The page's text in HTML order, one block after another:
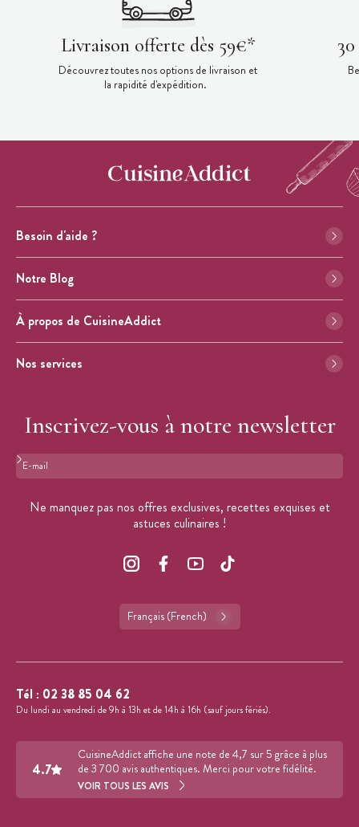
Livraison offerte dès 59€*
Découvrez toutes nos options de livraison et
la rapidité d'expédition.
Besoin d'aide ?
Notre Blog
À propos de CuisineAddict
Nos services
Inscrivez-vous à notre newsletter
Format : adresse@email.com
Ne manquez pas nos offres exclusives, recettes exquises et
astuces culinaires !
Français (French)
Tél : 02 38 85 04 62
Du lundi au vendredi de 9h à 13h et de 14h à 16h (sauf jours fériés).
4.7
CuisineAddict affiche une note de 4,7 sur 5 grâce à plus
de 3 700 avis authentiques. Merci pour votre fidélité.
VOIR TOUS LES AVIS